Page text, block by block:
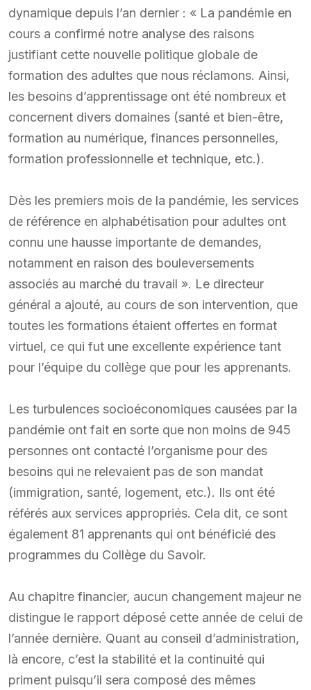
dynamique depuis l’an dernier : « La pandémie en
cours a confirmé notre analyse des raisons
justifiant cette nouvelle politique globale de
formation des adultes que nous réclamons. Ainsi,
les besoins d’apprentissage ont été nombreux et
concernent divers domaines (santé et bien-être,
formation au numérique, finances personnelles,
formation professionnelle et technique, etc.).
Dès les premiers mois de la pandémie, les services
de référence en alphabétisation pour adultes ont
connu une hausse importante de demandes,
notamment en raison des bouleversements
associés au marché du travail ». Le directeur
général a ajouté, au cours de son intervention, que
toutes les formations étaient offertes en format
virtuel, ce qui fut une excellente expérience tant
pour l’équipe du collège que pour les apprenants.
Les turbulences socioéconomiques causées par la
pandémie ont fait en sorte que non moins de 945
personnes ont contacté l’organisme pour des
besoins qui ne relevaient pas de son mandat
(immigration, santé, logement, etc.). Ils ont été
référés aux services appropriés. Cela dit, ce sont
également 81 apprenants qui ont bénéficié des
programmes du Collège du Savoir.
Au chapitre financier, aucun changement majeur ne
distingue le rapport déposé cette année de celui de
l’année dernière. Quant au conseil d’administration,
là encore, c’est la stabilité et la continuité qui
priment puisqu’il sera composé des mêmes